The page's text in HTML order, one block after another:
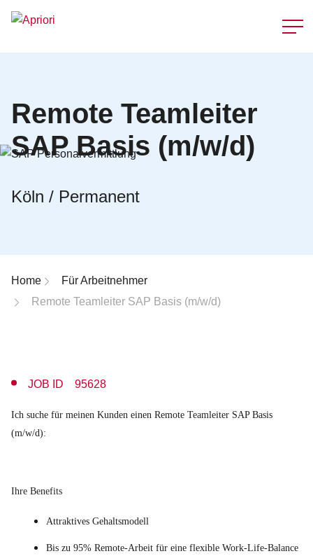
Remote Teamleiter
SAP Basis (m/w/d)
Köln / Permanent
Breadcrumb-Navigation
Home
Für Arbeitnehmer
Remote Teamleiter SAP Basis (m/w/d)
JOB ID 95628
Ich suche für meinen Kunden einen Remote Teamleiter SAP Basis
(m/w/d):
Ihre Benefits
Attraktives Gehaltsmodell
Bis zu 95% Remote-Arbeit für eine flexible Work-Life-Balance